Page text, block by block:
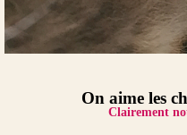
On aime les
Clairement